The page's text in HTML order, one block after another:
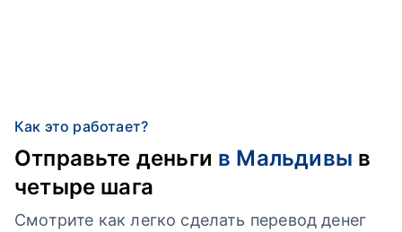
Как это работает?
Отправьте деньги в Мальдивы в
четыре шага
Смотрите как легко сделать перевод денег